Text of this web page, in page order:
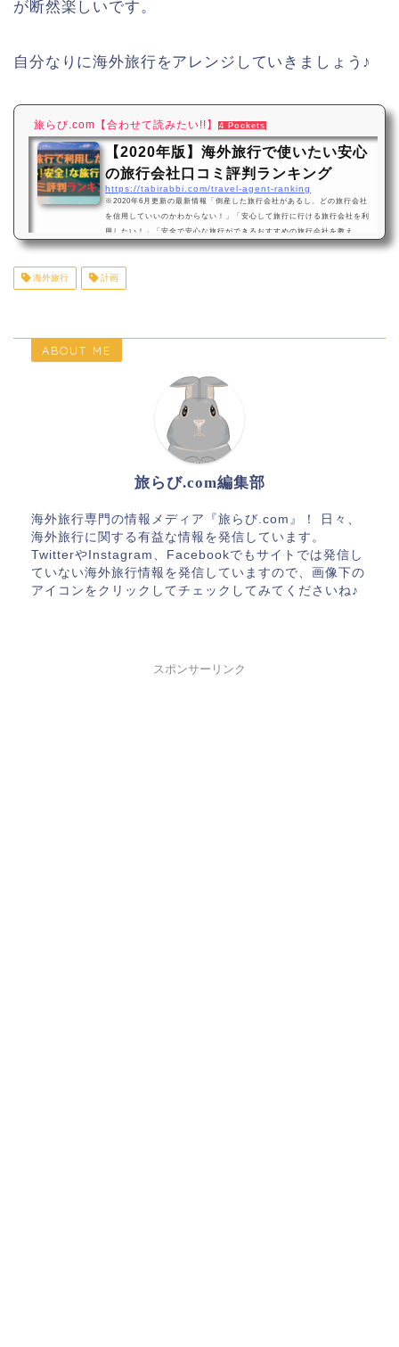
が断然楽しいです。
自分なりに海外旅行をアレンジしていきましょう♪
旅らび.com 【合わせて読みたい!!】 4 Pockets
【2020年版】海外旅行で使いたい安心
の旅行会社口コミ評判ランキング
https://tabirabbi.com/travel-agent-ranking
※2020年6月更新の最新情報「倒産した旅行会社があるし、どの旅行会社
を信用していいのかわからない！」「安心して旅行に行ける旅行会社を利
用したい！」「安全で安心な旅行ができるおすすめの旅行会社を教え
て！！」 旅行会社を選ぶ時、料金や商品内容で選ぶ人もいるかと思います
すよね？今回は、海外旅行専門「旅らび.com」がおすすめする安心できる
旅行会社のランキングについて詳しく紹介していきます！早速旅行会社ラ
海外旅行 計画
ABOUT ME
旅らび.com編集部
海外旅行専門の情報メディア『旅らび.com』！ 日々、
海外旅行に関する有益な情報を発信しています。
TwitterやInstagram、Facebookでもサイトでは発信し
ていない海外旅行情報を発信していますので、画像下の
アイコンをクリックしてチェックしてみてくださいね♪
スポンサーリンク